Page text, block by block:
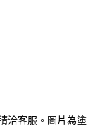
用無須另外申請。
跳轉到大哥付的交易
洽客服。圖片為塗